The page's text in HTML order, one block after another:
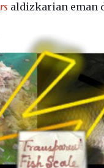
aldizkarian eman